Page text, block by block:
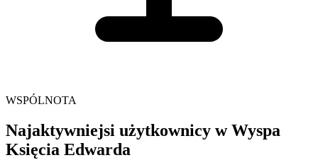
WSPÓLNOTA
Najaktywniejsi użytkownicy w Wyspa
Księcia Edwarda